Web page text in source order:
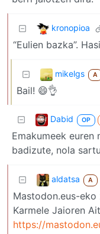
kronopioa
“Eulien bazka”.
mikelgs A
Bail! 😄👌
Dabid OP
Emakumeek euren
badizute, nola
aldatsa A
Mastodon.eus-
Karmele Jaioren
https://